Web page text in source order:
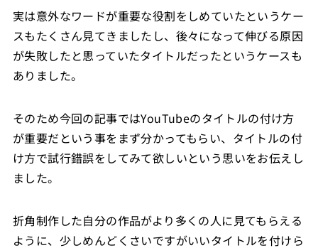
実は意外なワードが重要な役割をしめていたというケー
スもたくさん見てきましたし、後々になって伸びる原因
が失敗したと思っていたタイトルだったというケースも
ありました。
そのため今回の記事ではYouTubeのタイトルの付け方
が重要だという事をまず分かってもらい、タイトルの付
け方で試行錯誤をしてみて欲しいという思いをお伝えし
ました。
折角制作した自分の作品がより多くの人に見てもらえる
ように、少しめんどくさいですがいいタイトルを付けら